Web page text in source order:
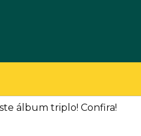
álbum triplo! Confira!